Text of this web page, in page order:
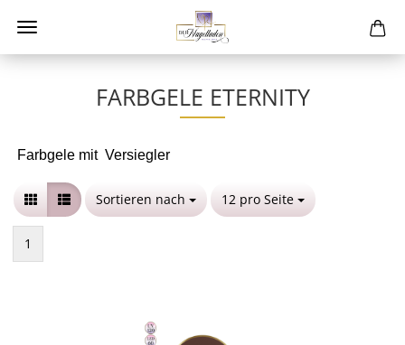
FARBGELE ETERNITY
Farbgele mit Versiegler
Sortieren nach
Sortieren nach 12 pro Seite
pro Seite
1